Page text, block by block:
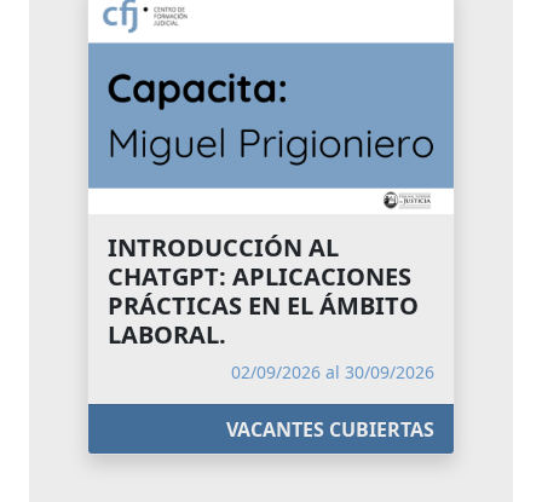
INTRODUCCIÓN AL
CHATGPT: APLICACIONES
PRÁCTICAS EN EL ÁMBITO
LABORAL.
02/09/2026 al 30/09/2026
VACANTES CUBIERTAS